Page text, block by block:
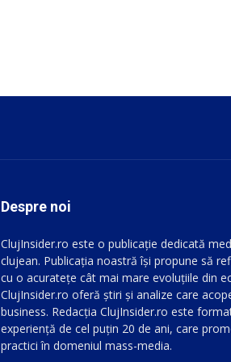
Despre noi
ClujInsider.ro este o publicație dedicată
clujean. Publicația noastră își propune să
cu o acuratețe cât mai mare evoluțiile din
ClujInsider.ro oferă știri și analize care
business. Redacția ClujInsider.ro este
experiență de cel puțin 20 de ani, care
practici în domeniul mass-media.